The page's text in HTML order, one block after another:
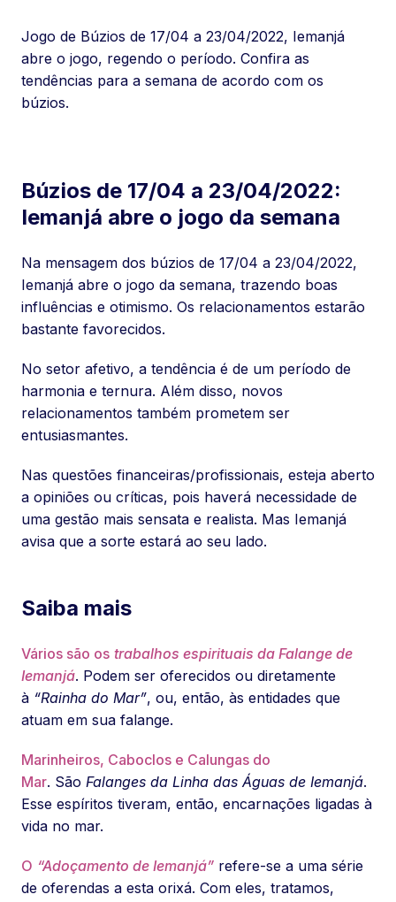
Jogo de Búzios de 17/04 a 23/04/2022, Iemanjá
abre o jogo, regendo o período. Confira as
tendências para a semana de acordo com os
búzios.
Búzios de 17/04 a 23/04/2022:
Iemanjá abre o jogo da semana
Na mensagem dos búzios de 17/04 a 23/04/2022,
Iemanjá abre o jogo da semana, trazendo boas
influências e otimismo. Os relacionamentos estarão
bastante favorecidos.
No setor afetivo, a tendência é de um período de
harmonia e ternura. Além disso, novos
relacionamentos também prometem ser
entusiasmantes.
Nas questões financeiras/profissionais, esteja aberto
a opiniões ou críticas, pois haverá necessidade de
uma gestão mais sensata e realista. Mas Iemanjá
avisa que a sorte estará ao seu lado.
Saiba mais
Vários são os trabalhos espirituais da Falange de
Iemanjá. Podem ser oferecidos ou diretamente
à “Rainha do Mar”, ou, então, às entidades que
atuam em sua falange.
Marinheiros, Caboclos e Calungas do
Mar. São Falanges da Linha das Águas de Iemanjá.
Esse espíritos tiveram, então, encarnações ligadas à
vida no mar.
O “Adoçamento de Iemanjá” refere-se a uma série
de oferendas a esta orixá. Com eles, tratamos,